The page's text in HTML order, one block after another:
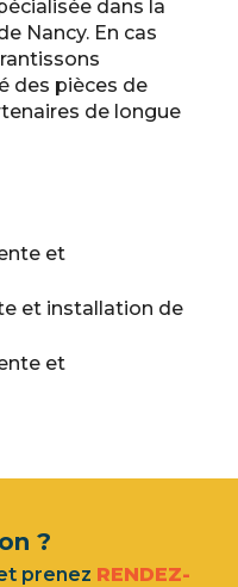
dans la
Nancy. En cas
des pièces de
de longue
?
prenez RENDEZ-